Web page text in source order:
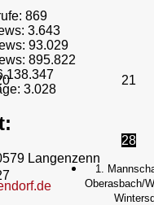
21
28
1.
Oberasbach/
869
3.643
93.029
895.822
3.028
Langenzenn